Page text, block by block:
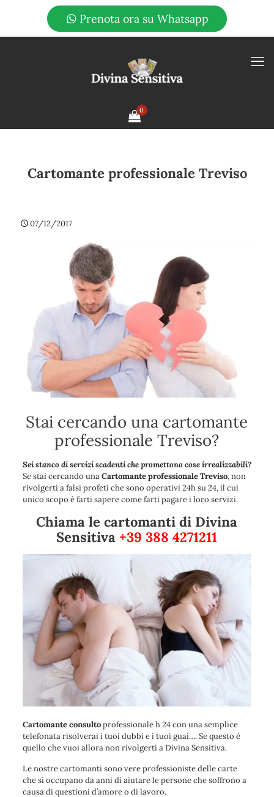
Prenota ora su Whatsapp
0
Cartomante professionale Treviso
07/12/2017
Stai cercando una cartomante
professionale Treviso?
Sei stanco di servizi scadenti che promettono cose irrealizzabili?
Se stai cercando unaCartomante professionale Treviso, non
rivolgerti a falsi profeti che sono operativi 24h su 24, il cui
unico scopo è farti sapere come farti pagare i loro servizi.
Chiama le cartomanti di Divina
Sensitiva +39 388 4271211
Cartomante consultoprofessionale h 24 con una semplice
telefonata risolverai i tuoi dubbi e i tuoi guai…. Se questo è
quello che vuoi allora non rivolgerti a Divina Sensitiva.
Le nostre cartomanti sono vere professioniste delle carte
che si occupano da anni di aiutare le persone che soffrono a
causa di questioni d’amore o di lavoro.